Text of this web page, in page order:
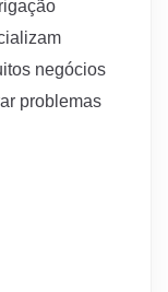
negócios
problemas